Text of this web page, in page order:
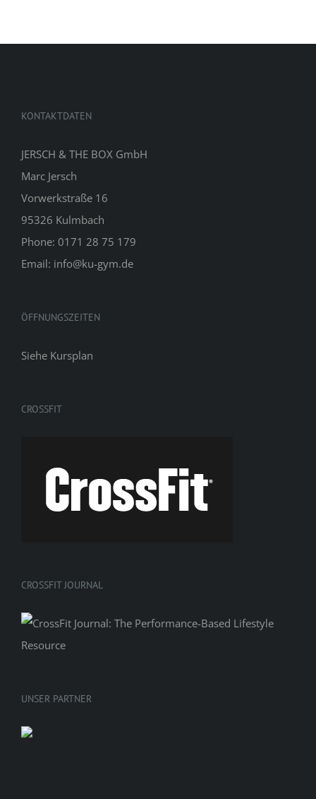
KONTAKTDATEN
JERSCH & THE BOX GmbH
Marc Jersch
Vorwerkstraße 16
95326 Kulmbach
Phone: 0171 28 75 179
Email: info@ku-gym.de
ÖFFNUNGSZEITEN
Siehe Kursplan
CROSSFIT
CROSSFIT JOURNAL
UNSER PARTNER